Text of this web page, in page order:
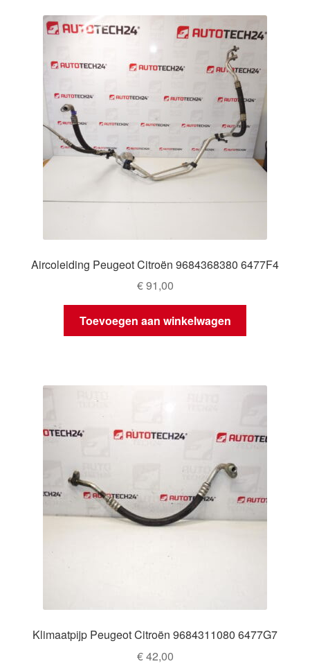
Aircoleiding Peugeot Citroën 9684368380 6477F4
€91,00
Toevoegen aan winkelwagen
Klimaatpijp Peugeot Citroën 9684311080 6477G7
€42,00